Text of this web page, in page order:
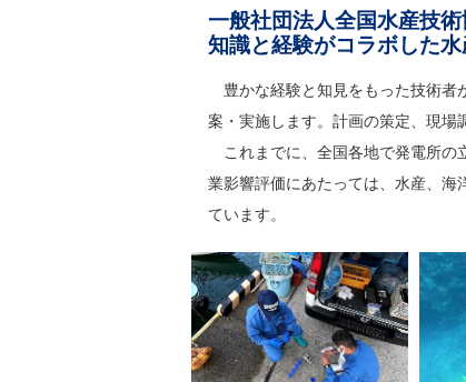
一般社団法人全国水産技
知識と経験がコラボした
豊かな経験と知見をもった技術者
案・実施します。計画の策定、現場
これまでに、全国各地で発電所の
業影響評価にあたっては、水産、海
ています。